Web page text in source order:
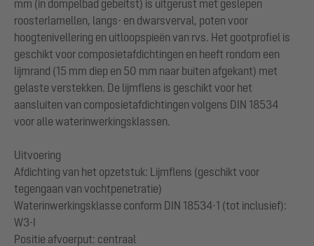
mm (in dompelbad gebeitst) is uitgerust met geslepen
roosterlamellen, langs- en dwarsverval, poten voor
hoogtenivellering en uitloopspieën van rvs. Het gootprofiel is
geschikt voor composietafdichtingen en heeft rondom een
lijmrand (15 mm diep en 50 mm naar buiten afgekant) met
gelaste verstekken. De lijmflens is geschikt voor het
aansluiten van composietafdichtingen volgens DIN 18534
voor alle waterinwerkingsklassen.
Uitvoering
Afdichting van het opzetstuk: Lijmflens (geschikt voor
tegengaan van vochtpenetratie)
Waterinwerkingsklasse conform DIN 18534-1 (tot inclusief):
W3-I
Positie afvoerput: centraal